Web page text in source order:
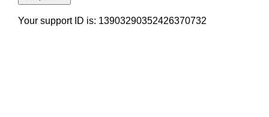
Your support ID is: 13903290352426370732